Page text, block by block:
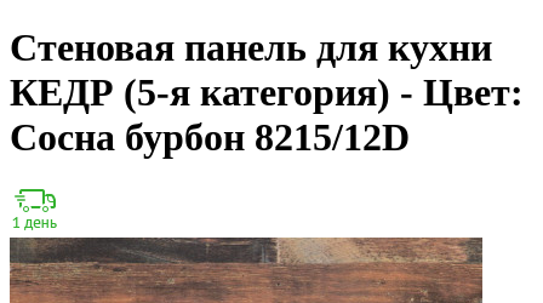
Стеновая панель для кухни
КЕДР (5-я категория) - Цвет:
Сосна бурбон 8215/12D